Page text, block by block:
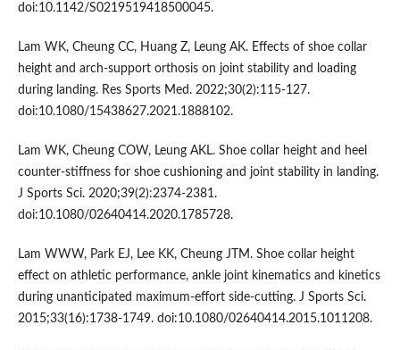
doi:10.1142/S0219519418500045.
Lam WK, Cheung CC, Huang Z, Leung AK. Effects of shoe collar
height and arch-support orthosis on joint stability and loading
during landing. Res Sports Med. 2022;30(2):115-127.
doi:10.1080/15438627.2021.1888102.
Lam WK, Cheung COW, Leung AKL. Shoe collar height and heel
counter-stiffness for shoe cushioning and joint stability in landing.
J Sports Sci. 2020;39(2):2374-2381.
doi:10.1080/02640414.2020.1785728.
Lam WWW, Park EJ, Lee KK, Cheung JTM. Shoe collar height
effect on athletic performance, ankle joint kinematics and kinetics
during unanticipated maximum-effort side-cutting. J Sports Sci.
2015;33(16):1738-1749. doi:10.1080/02640414.2015.1011208.